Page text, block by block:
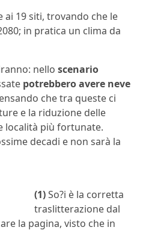
ai 19 siti, trovando che le
in pratica un clima da
nello scenario
potrebbero avere neve
che tra queste ci
e la riduzione delle
località più fortunate.
decadi e non sarà la
(1)So?i è la corretta
traslitterazione dal
la pagina, visto che in